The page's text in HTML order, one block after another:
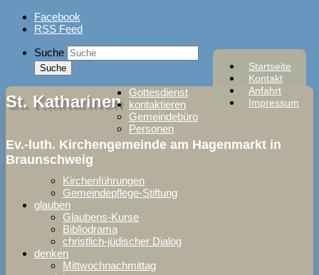
Skip
Facebook
RSS Feed
Startseite
Kontakt
Anfahrt
Impressum
Suche
St. Katharinen
Ev.-luth. Kirchengemeinde am Hagenmarkt in
Braunschweig
Gottesdienst
kontaktieren
Gemeindebüro
Personen
Kirchenführungen
Gemeindepflege-Stiftung
glauben
Glaubens-Kurse
Bibliodrama
christlich-jüdischer Dialog
denken
Mittwochnachmittag